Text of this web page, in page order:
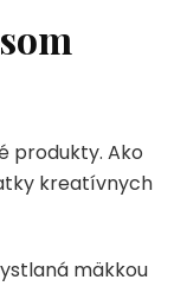
produkty. Ako
kreatívnych
mäkkou